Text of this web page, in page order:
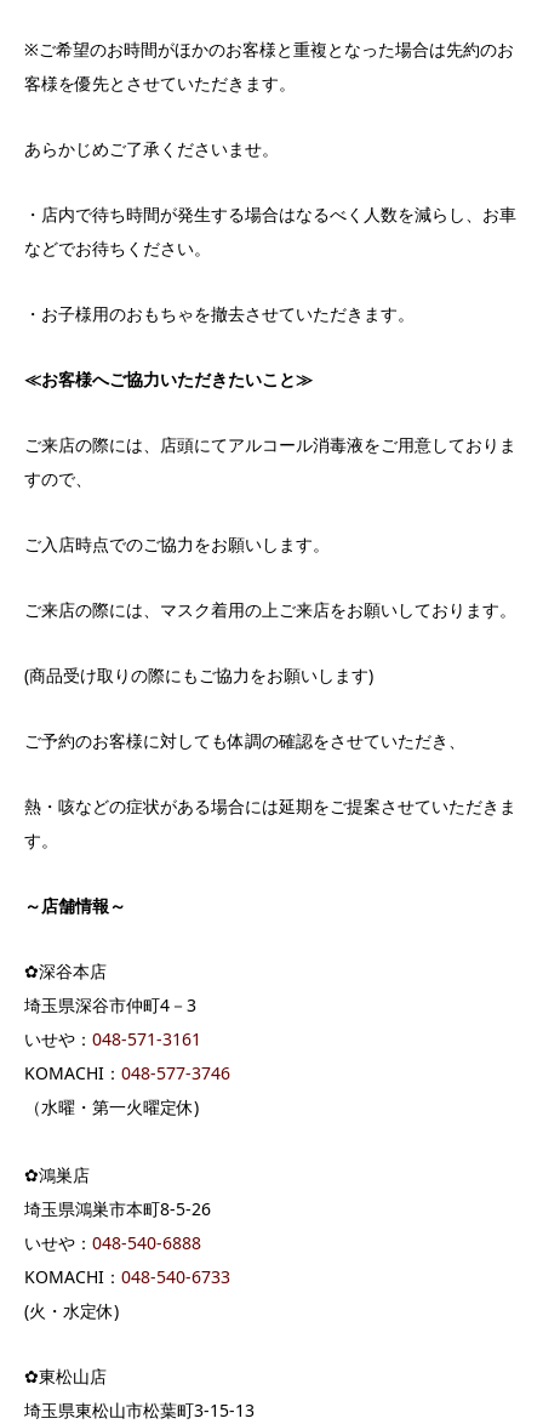
※ご希望のお時間がほかのお客様と重複となった場合は先約のお
客様を優先とさせていただきます。
あらかじめご了承くださいませ。
・店内で待ち時間が発生する場合はなるべく人数を減らし、お車
などでお待ちください。
・お子様用のおもちゃを撤去させていただきます。
≪お客様へご協力いただきたいこと≫
ご来店の際には、店頭にてアルコール消毒液をご用意しておりま
すので、
ご入店時点でのご協力をお願いします。
ご来店の際には、マスク着用の上ご来店をお願いしております。
(商品受け取りの際にもご協力をお願いします)
ご予約のお客様に対しても体調の確認をさせていただき、
熱・咳などの症状がある場合には延期をご提案させていただきま
す。
～店舗情報～
✿深谷本店
埼玉県深谷市仲町4－3
いせや： 048-571-3161
KOMACHI： 048-577-3746
（水曜・第一火曜定休)
✿鴻巣店
埼玉県鴻巣市本町8-5-26
いせや： 048-540-6888
KOMACHI： 048-540-6733
(火・水定休)
✿東松山店
埼玉県東松山市松葉町3-15-13